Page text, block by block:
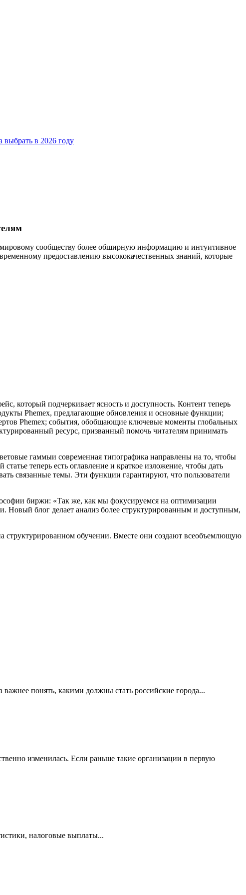
выбрать в 2026 году
мировому сообществу более обширную информацию и интуитивное
предоставлению высококачественных знаний, которые
который подчеркивает ясность и доступность. Контент теперь
Phemex, предлагающие обновления и основные функции;
Phemex; события, обобщающие ключевые моменты глобальных
ресурс, призванный помочь читателям принимать
гаммыи современная типографика направлены на то, чтобы
теперь есть оглавление и краткое изложение, чтобы дать
связанные темы. Эти функции гарантируют, что пользователи
биржи: «Так же, как мы фокусируемся на оптимизации
Новый блог делает анализ более структурированным и доступным,
структурированном обучении. Вместе они создают всеобъемлющую
понять, какими должны стать российские города...
изменилась. Если раньше такие организации в первую
налоговые выплаты...